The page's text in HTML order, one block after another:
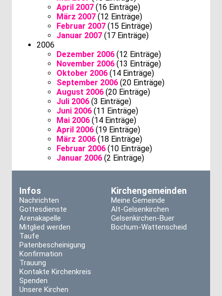
April 2007 (16 Einträge)
März 2007 (12 Einträge)
Februar 2007 (15 Einträge)
Januar 2007 (17 Einträge)
2006
Dezember 2006 (12 Einträge)
November 2006 (13 Einträge)
Oktober 2006 (14 Einträge)
September 2006 (20 Einträge)
August 2006 (20 Einträge)
Juli 2006 (3 Einträge)
Juni 2006 (11 Einträge)
Mai 2006 (14 Einträge)
April 2006 (19 Einträge)
März 2006 (18 Einträge)
Februar 2006 (10 Einträge)
Januar 2006 (2 Einträge)
Infos
Nachrichten
Gottesdienste
Arenakapelle
Mitglied werden
Taufe
Patenbescheinigung
Konfirmation
Trauung
Kontakte Kirchenkreis
Spenden
Unsere Kirchen
Kirchengemeinden
Meine Gemeinde
Alt-Gelsenkirchen
Gelsenkirchen-Buer
Bochum-Wattenscheid